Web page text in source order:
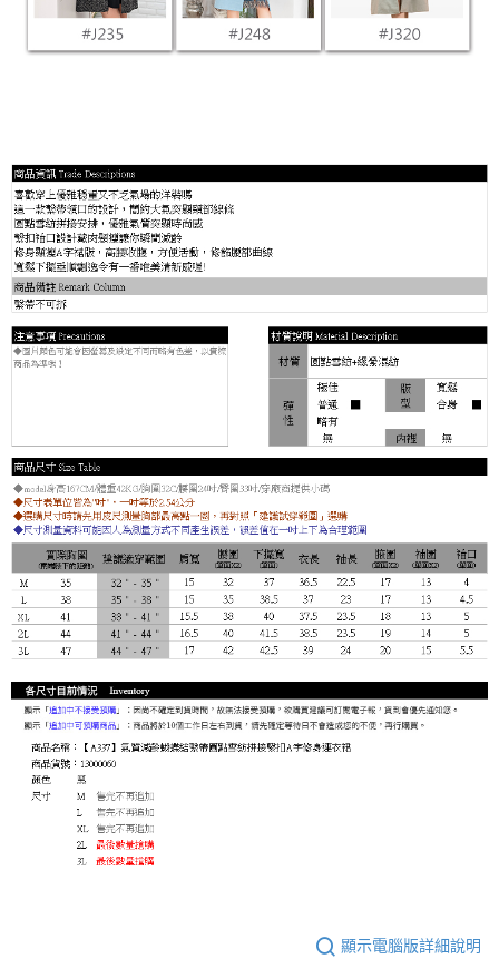
顯示電腦版詳細說明